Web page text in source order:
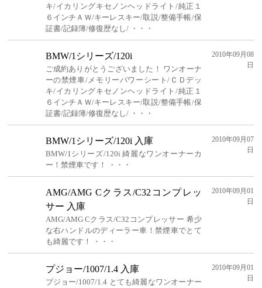
キ/イカリングキセノンヘッドライト/純正１
６インチＡＷ/キーレスキー/取説/整備手帳/保
証書/記録簿/修復歴なし/ ・・・
BMW/1シリーズ/120i
ご成約ありがとうございました！ ワンオーナ
ーの禁煙車/メモリーパワーシート/ＣＤデッ
キ/イカリングキセノンヘッドライト/純正１
６インチＡＷ/キーレスキー/取説/整備手帳/保
証書/記録簿/修復歴なし/ ・・・
2010年09月08
日
BMW/1シリーズ/120i 入庫
BMW/1シリーズ/120i 綺麗なワンオーナーカ
ー！禁煙車です！ ・・・
2010年09月07
日
AMG/AMG Cクラス/C32コンプレッ
サー 入庫
AMG/AMG Cクラス/C32コンプレッサー 希少
な右ハンドルのディーラー車！禁煙車でとて
も綺麗です！ ・・・
2010年09月01
日
プジョー/1007/1.4 入庫
プジョー/1007/1.4 とても綺麗なワンオーナー
2010年09月01
日